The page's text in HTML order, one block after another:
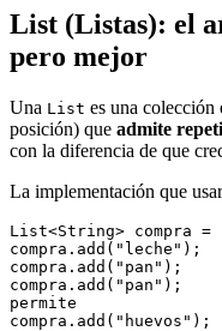
List (Listas): el
pero mejor
Una List es una colección
posición) que admite
con la diferencia de que
La implementación que
List<String> compra =
compra.add("leche");
compra.add("pan");
compra.add("pan");
permite
compra.add("huevos");